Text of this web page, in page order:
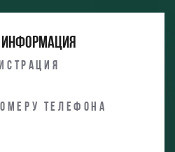
мероприятий
телефона